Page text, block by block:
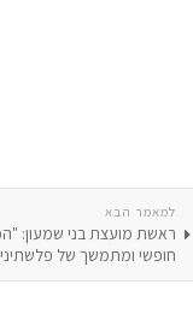
למאמר הבא
ראשת מועצת בני שמעון:
חופשי ומתמשך של